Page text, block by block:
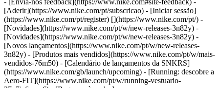
- [Envia-nos feedback](https://www.nike.com#site-feedback) -
[Aderir](https://www.nike.com/pt/subscricao) - [Iniciar sessão]
(https://www.nike.com/pt/register) [](https://www.nike.com/pt/) -
[Novidades](https://www.nike.com/pt/w/new-releases-3n82y) -
[Novidades](https://www.nike.com/pt/w/new-releases-3n82y) -
[Novos lançamentos](https://www.nike.com/pt/w/new-releases-
3n82y) - [Produtos mais vendidos](https://www.nike.com/pt/w/mais-
vendidos-76m50) - [Calendário de lançamentos da SNKRS]
(https://www.nike.com/gb/launch/upcoming) - [Running: descobre a
Aero-FIT](https://www.nike.com/pt/w/running-vestuario-